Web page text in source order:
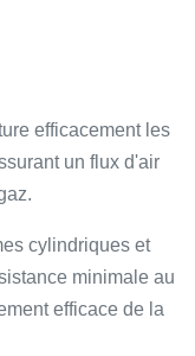
efficacement les
un flux d'air
cylindriques et
minimale au
efficace de la